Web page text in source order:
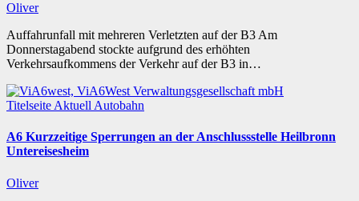
Oliver
Auffahrunfall mit mehreren Verletzten auf der B3 Am
Donnerstagabend stockte aufgrund des erhöhten
Verkehrsaufkommens der Verkehr auf der B3 in…
Titelseite Aktuell Autobahn
A6 Kurzzeitige Sperrungen an der Anschlussstelle Heilbronn
Untereisesheim
Oliver